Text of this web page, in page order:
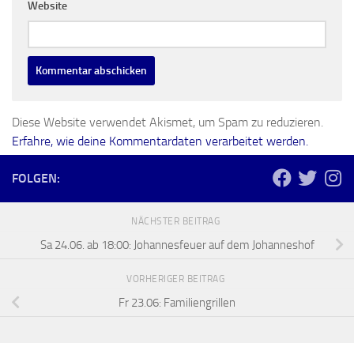
Website
Diese Website verwendet Akismet, um Spam zu reduzieren.
Erfahre, wie deine Kommentardaten verarbeitet werden.
FOLGEN:
NÄCHSTER BEITRAG
Sa 24.06. ab 18:00: Johannesfeuer auf dem Johanneshof
VORHERIGER BEITRAG
Fr 23.06: Familiengrillen